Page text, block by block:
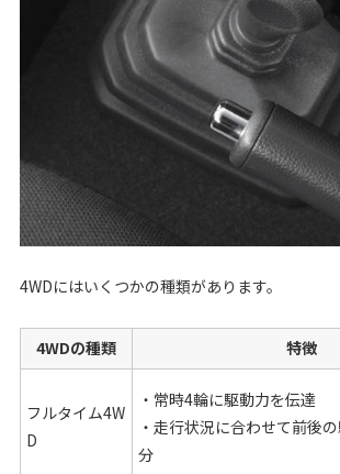
4WDにはいくつかの種類があります。
4WDの種類 特徴
フルタイム4W
D
・常時4輪に駆動力を伝達
・走行状況に合わせて前後
分